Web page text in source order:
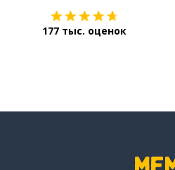
177 тыс. оценок